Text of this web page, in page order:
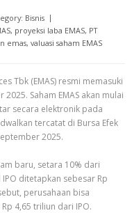
Bisnis
, proyeksi laba EMAS, PT
emas, valuasi saham EMAS
Tbk (EMAS) resmi memasuki
Saham EMAS akan mulai
secara elektronik pada
tercatat di Bursa Efek
2025.
baru, setara 10% dari
ditetapkan sebesar Rp
perusahaan bisa
4,65 triliun dari IPO.